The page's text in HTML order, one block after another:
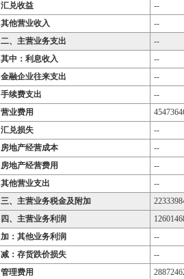
汇兑收益
--
其他营业收入
--
二、主营业务支出
--
其中：利息收入
--
金融企业往来支出
--
手续费支出
--
营业费用
汇兑损失
--
房地产经营成本
--
房地产经营费用
--
其他营业支出
--
三、主营业务税金及附加
四、主营业务利润
加：其他业务利润
--
减：存货跌价损失
--
管理费用